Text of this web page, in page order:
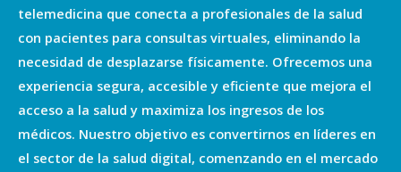
telemedicina que conecta a profesionales de la salud
con pacientes para consultas virtuales, eliminando la
necesidad de desplazarse físicamente. Ofrecemos una
experiencia segura, accesible y eficiente que mejora el
acceso a la salud y maximiza los ingresos de los
médicos. Nuestro objetivo es convertirnos en líderes en
el sector de la salud digital, comenzando en el mercado